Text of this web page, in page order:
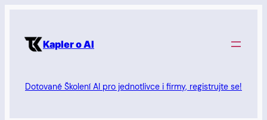
obsah Kapler o AI
Dotované Školení AI pro jednotlivce i firmy, registrujte se!